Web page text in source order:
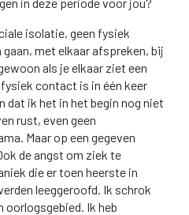
isolatie, geen fysiek
met elkaar afspreken, bij
als je elkaar ziet een
contact is in één keer
dat ik het in het begin nog niet
rust, even geen
Maar op een gegeven
de angst om ziek te
die er toen heerste in
leeggeroofd. Ik schrok
oorlogsgebied. Ik heb